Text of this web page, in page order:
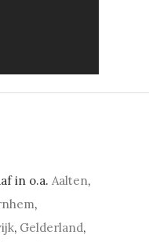
in o.a. Aalten,
,
, Gelderland,